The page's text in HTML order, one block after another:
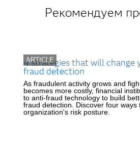
Рекомендуем
ARTICLE
4 strategies that will change
fraud detection
As fraudulent activity grows and
becomes more costly, financial
to anti-fraud technology to build
fraud detection. Discover four ways
organization's risk posture.